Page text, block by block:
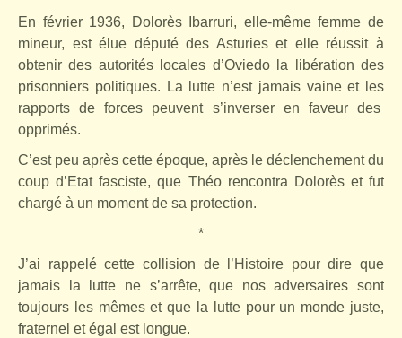
En février 1936, Dolorès Ibarruri, elle-même femme de
mineur, est élue député des Asturies et elle réussit à
obtenir des autorités locales d’Oviedo la libération des
prisonniers politiques. La lutte n’est jamais vaine et les
rapports de forces peuvent s’inverser en faveur des
opprimés.
C’est peu après cette époque, après le déclenchement du
coup d’Etat fasciste, que Théo rencontra Dolorès et fut
chargé à un moment de sa protection.
*
J’ai rappelé cette collision de l’Histoire pour dire que
jamais la lutte ne s’arrête, que nos adversaires sont
toujours les mêmes et que la lutte pour un monde juste,
fraternel et égal est longue.